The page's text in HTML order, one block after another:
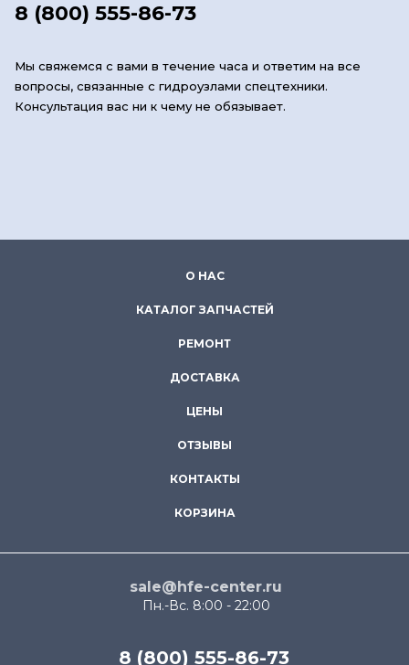
8 (800) 555-86-73
Мы свяжемся с вами в течение часа и ответим на все
вопросы, связанные с гидроузлами спецтехники.
Консультация вас ни к чему не обязывает.
О НАС
КАТАЛОГ ЗАПЧАСТЕЙ
РЕМОНТ
ДОСТАВКА
ЦЕНЫ
ОТЗЫВЫ
КОНТАКТЫ
КОРЗИНА
sale@hfe-center.ru
Пн.-Вс. 8:00 - 22:00
8 (800) 555-86-73